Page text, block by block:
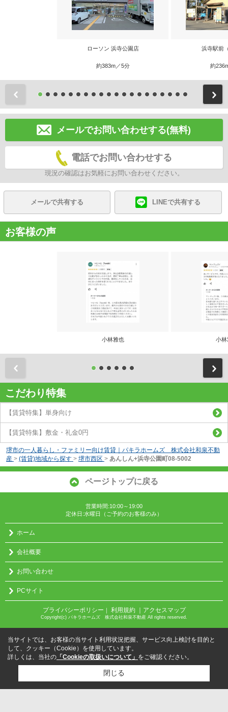
ローソン 浜寺公園店
約383m／5分
浜寺駅前
約
メールでお問い合わせする(無料)
電話でお問い合わせする
現況の確認はお気軽にお問い合わせください。
メールで共有する LINEで共有する
お客様の声
小林雅也 小林
こだわり特集
【賃貸特集】単身向け
【賃貸特集】敷金・礼金0円
堺市の一人暮らし・ファミリー向け賃貸｜パキラホームズ 株式会社和泉不動
産 > (賃貸)地域から探す > 堺市西区 > あんしん+浜寺公園町08-5002
ページトップに戻る
営業時間:10:00～19:00
定休日:水曜日（ご予約のお客様のみ）
ホーム
会社概要
お問い合わせ
PCサイト
プライバシーポリシー 利用規約 ｜アクセスマップ
Copyright(c) パキラホームズ 株式会社和泉不動産 All rights reserved.
当サイトでは、お客様の当サイト利用状況把握、サービス向上検討を目的と
して、クッキー（Cookie）を使用しています。
詳しくは、当社の 「Cookieの取扱いについて」 をご確認ください。
閉じる